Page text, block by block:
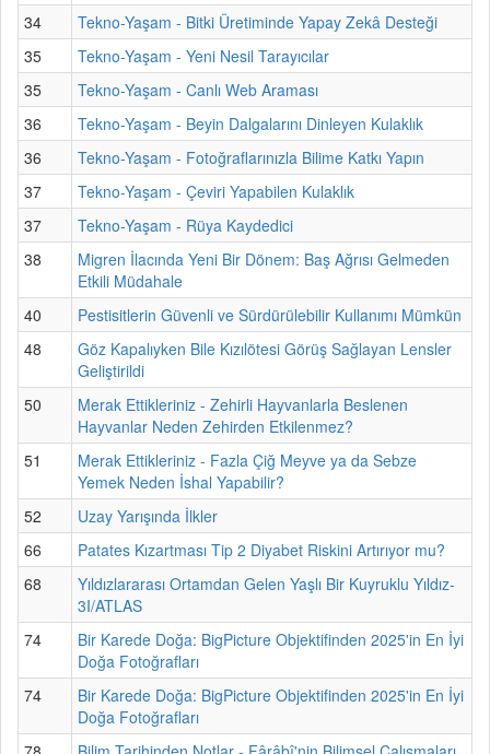
34
Tekno-Yaşam - Bitki Üretiminde Yapay Zekâ Desteği
35
Tekno-Yaşam - Yeni Nesil Tarayıcılar
35
Tekno-Yaşam - Canlı Web Araması
36
Tekno-Yaşam - Beyin Dalgalarını Dinleyen Kulaklık
36
Tekno-Yaşam - Fotoğraflarınızla Bilime Katkı Yapın
37
Tekno-Yaşam - Çeviri Yapabilen Kulaklık
37
Tekno-Yaşam - Rüya Kaydedici
38
Migren İlacında Yeni Bir Dönem: Baş Ağrısı Gelmeden
Etkili Müdahale
40
Pestisitlerin Güvenli ve Sürdürülebilir Kullanımı Mümkün
48
Göz Kapalıyken Bile Kızılötesi Görüş Sağlayan Lensler
Geliştirildi
50
Merak Ettikleriniz - Zehirli Hayvanlarla Beslenen
Hayvanlar Neden Zehirden Etkilenmez?
51
Merak Ettikleriniz - Fazla Çiğ Meyve ya da Sebze
Yemek Neden İshal Yapabilir?
52
Uzay Yarışında İlkler
66
Patates Kızartması Tip 2 Diyabet Riskini Artırıyor mu?
68
Yıldızlararası Ortamdan Gelen Yaşlı Bir Kuyruklu Yıldız-
3I/ATLAS
74
Bir Karede Doğa: BigPicture Objektifinden 2025'in En İyi
Doğa Fotoğrafları
74
Bir Karede Doğa: BigPicture Objektifinden 2025'in En İyi
Doğa Fotoğrafları